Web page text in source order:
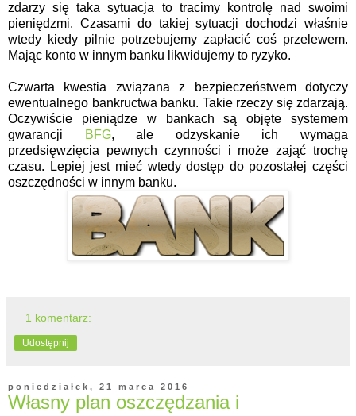
zdarzy się taka sytuacja to tracimy kontrolę nad swoimi
pieniędzmi. Czasami do takiej sytuacji dochodzi właśnie
wtedy kiedy pilnie potrzebujemy zapłacić coś przelewem.
Mając konto w innym banku likwidujemy to ryzyko.
Czwarta kwestia związana z bezpieczeństwem dotyczy
ewentualnego bankructwa banku. Takie rzeczy się zdarzają.
Oczywiście pieniądze w bankach są objęte systemem
gwarancji
BFG, ale odzyskanie ich wymaga
przedsięwzięcia pewnych czynności i może zająć trochę
czasu. Lepiej jest mieć wtedy dostęp do pozostałej części
oszczędności w innym banku.
1 komentarz:
Udostępnij
poniedziałek, 21 marca 2016
Własny plan oszczędzania i